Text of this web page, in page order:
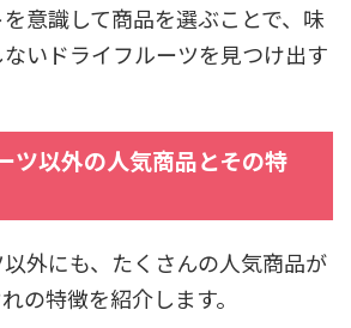
意識して商品を選ぶことで、味
いドライフルーツを見つけ出す
ツ以外の人気商品とその特
外にも、たくさんの人気商品が
の特徴を紹介します。